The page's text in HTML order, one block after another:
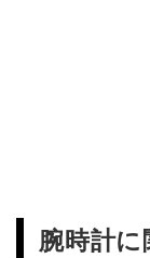
腕時計